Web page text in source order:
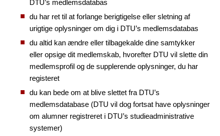
DTU’s medlemsdatabas
du har ret til at forlange berigtigelse eller sletning af
urigtige oplysninger om dig i DTU’s medlemsdatabas
du altid kan ændre eller tilbagekalde dine samtykker
eller opsige dit medlemskab, hvorefter DTU vil slette din
medlemsprofil og de supplerende oplysninger, du har
registeret
du kan bede om at blive slettet fra DTU’s
medlemsdatabase (DTU vil dog fortsat have oplysninger
om alumner registreret i DTU’s studieadministrative
systemer)